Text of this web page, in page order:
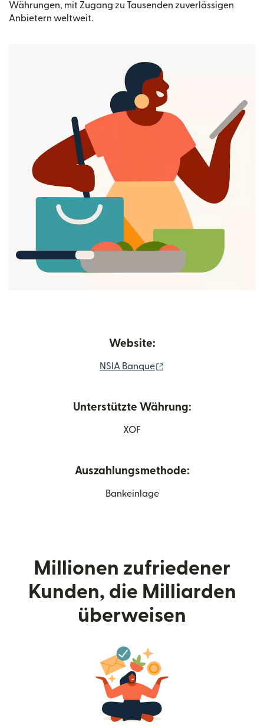
Währungen, mit Zugang zu Tausenden zuverlässigen
Anbietern weltweit.
Website:
NSIA Banque
Unterstützte Währung:
XOF
Auszahlungsmethode:
Bankeinlage
Millionen zufriedener
Kunden, die Milliarden
überweisen